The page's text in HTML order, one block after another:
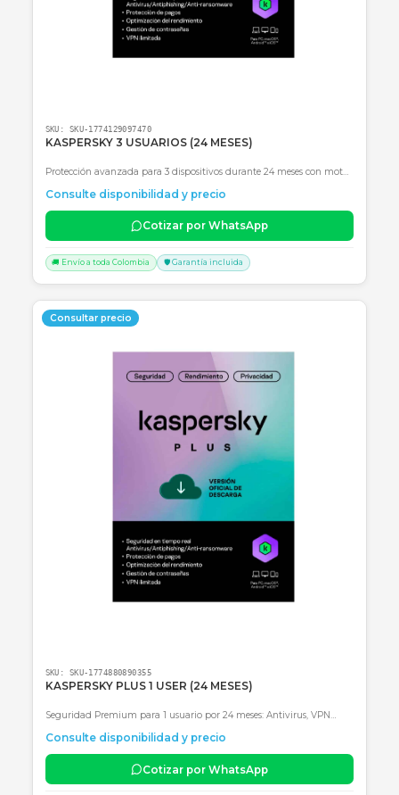
Suite de seguridad avanzada Kaspersky Plus para 5 dispositivos
durante 24 meses con VPN ilimitada y optimización de
Consulte disponibilidad y precio
Cotizar por WhatsApp
🚚 Envío a toda Colombia 🛡️ Garantía incluida
Consultar precio
SKU:SKU-1774129097470
KASPERSKY 3 USUARIOS (24 MESES)
Protección avanzada para 3 dispositivos durante 24 meses con
antivirus de última generación y optimización de sistema.